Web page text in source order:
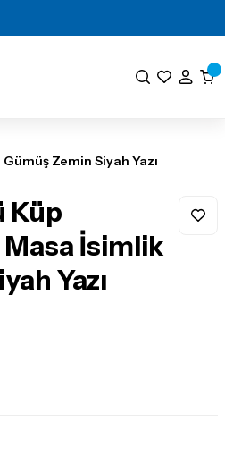
Zemin Siyah Yazı
Küp
İsimlik
Yazı